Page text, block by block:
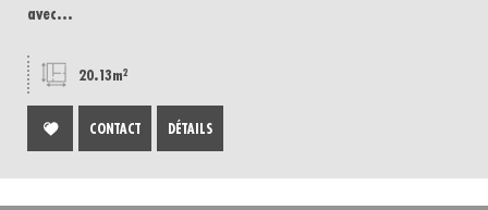
avec...
20.13m²
CONTACT DÉTAILS